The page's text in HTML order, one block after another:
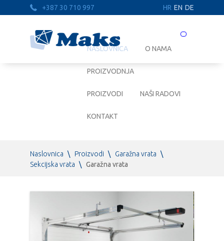
+387 30 710 997 HR EN DE
Prebaci
NASLOVNICA O NAMA
PROIZVODNJA
PROIZVODI NAŠI RADOVI
KONTAKT
Naslovnica \ Proizvodi \ Garažna vrata \
Sekcijska vrata \ Garažna vrata